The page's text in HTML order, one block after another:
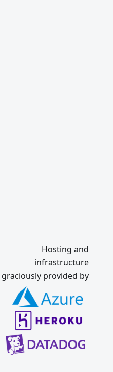
Hosting and
infrastructure
graciously provided by